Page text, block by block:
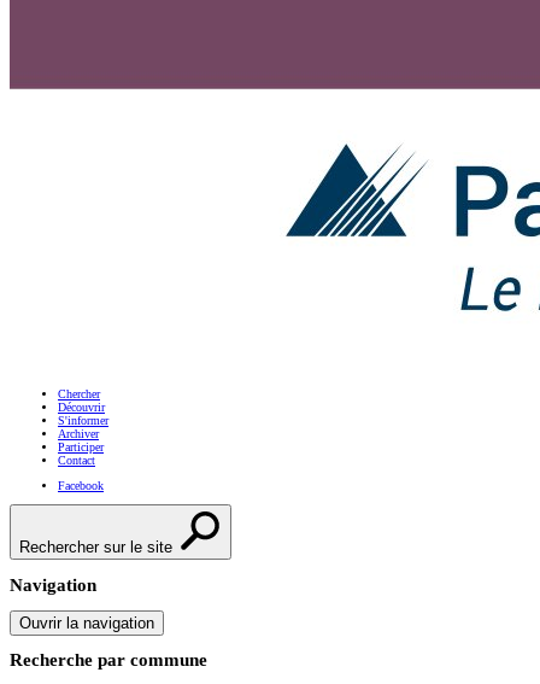
Chercher
Découvrir
S'informer
Archiver
Participer
Contact
Facebook
Rechercher sur le site
Navigation
Ouvrir la navigation
Recherche par commune